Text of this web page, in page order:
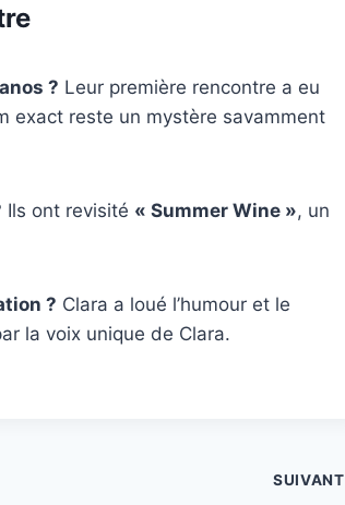
? Leur première rencontre a eu
exact reste un mystère savamment
Ils ont revisité « Summer Wine », un
? Clara a loué l’humour et le
la voix unique de Clara.
SUIVANT